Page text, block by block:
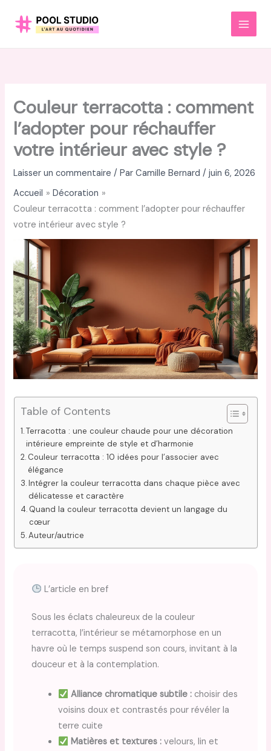
MAIN
Couleur terracotta : comment
l’adopter pour réchauffer
votre intérieur avec style ?
Laisser un commentaire / ParCamille Bernard/juin 6, 2026
Accueil
Décoration
Couleur terracotta : comment l’adopter pour réchauffer
votre intérieur avec style ?
Table of Contents
Terracotta : une couleur chaude pour une décoration
intérieure empreinte de style et d’harmonie
Couleur terracotta : 10 idées pour l’associer avec
élégance
Intégrer la couleur terracotta dans chaque pièce avec
délicatesse et caractère
Quand la couleur terracotta devient un langage du
cœur
Auteur/autrice
L’article en bref
Sous les éclats chaleureux de la couleur
terracotta, l’intérieur se métamorphose en un
havre où le temps suspend son cours, invitant à la
douceur et à la contemplation.
Alliance chromatique subtile :choisir des
voisins doux et contrastés pour révéler la
terre cuite
Matières et textures :velours, lin et